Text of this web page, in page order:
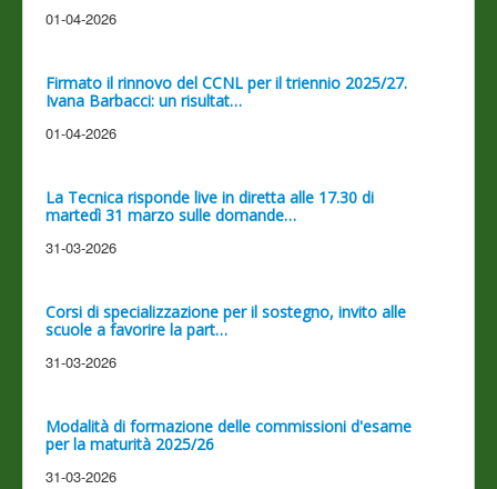
01-04-2026
Firmato il rinnovo del CCNL per il triennio 2025/27.
Ivana Barbacci: un risultat…
01-04-2026
La Tecnica risponde live in diretta alle 17.30 di
martedì 31 marzo sulle domande…
31-03-2026
Corsi di specializzazione per il sostegno, invito alle
scuole a favorire la part…
31-03-2026
Modalità di formazione delle commissioni d'esame
per la maturità 2025/26
31-03-2026